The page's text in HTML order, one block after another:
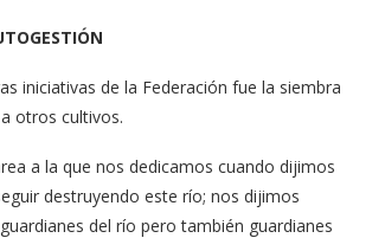
iniciativas de la Federación fue la siembra
otros cultivos.
a la que nos dedicamos cuando dijimos
destruyendo este río; nos dijimos
del río pero también guardianes